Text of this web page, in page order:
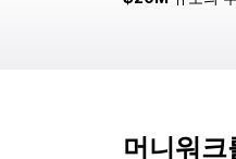
머니워